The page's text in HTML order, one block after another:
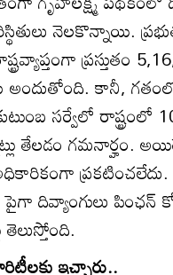
నెలకొన్నాయి.
ప్రస్తుతం
అందుతోంది. కానీ,
సర్వేలో రాష్ట్రంలో
తేలడం గమనార్హం.
దివ్యాంగులు పింఛన్‌
తెలుస్తోంది.
ఇచ్చారు..